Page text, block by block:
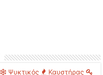
Ψυκτικός
Καυστήρας